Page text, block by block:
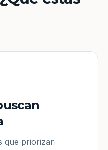
que priorizan